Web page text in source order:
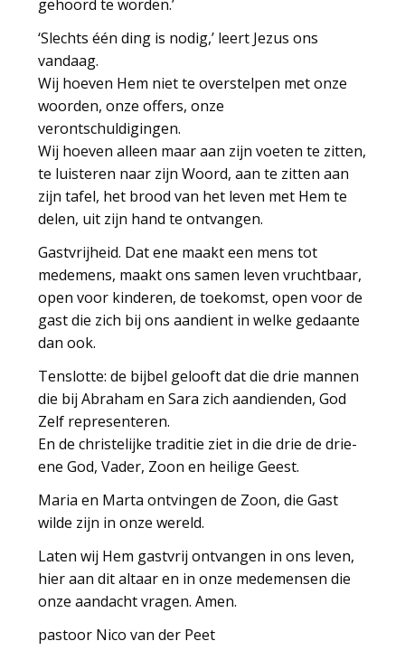
gehoord te worden.’
‘Slechts één ding is nodig,’ leert Jezus ons
vandaag.
Wij hoeven Hem niet te overstelpen met onze
woorden, onze offers, onze
verontschuldigingen.
Wij hoeven alleen maar aan zijn voeten te zitten,
te luisteren naar zijn Woord, aan te zitten aan
zijn tafel, het brood van het leven met Hem te
delen, uit zijn hand te ontvangen.
Gastvrijheid. Dat ene maakt een mens tot
medemens, maakt ons samen leven vruchtbaar,
open voor kinderen, de toekomst, open voor de
gast die zich bij ons aandient in welke gedaante
dan ook.
Tenslotte: de bijbel gelooft dat die drie mannen
die bij Abraham en Sara zich aandienden, God
Zelf representeren.
En de christelijke traditie ziet in die drie de drie-
ene God, Vader, Zoon en heilige Geest.
Maria en Marta ontvingen de Zoon, die Gast
wilde zijn in onze wereld.
Laten wij Hem gastvrij ontvangen in ons leven,
hier aan dit altaar en in onze medemensen die
onze aandacht vragen. Amen.
pastoor Nico van der Peet